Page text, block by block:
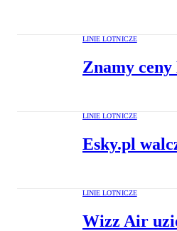
LINIE LOTNICZE
Znamy
LINIE LOTNICZE
Esky.pl
LINIE LOTNICZE
Wizz Air